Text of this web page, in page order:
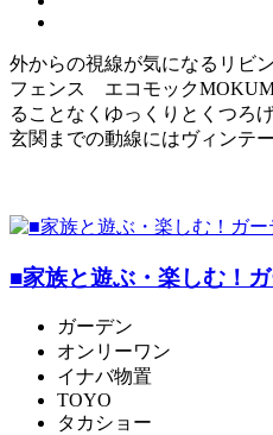
外からの視線が気になるリビ
フェンス エコモック
ることなくゆっくりとくつろ
玄関までの動線にはヴィンテ
■家族と遊ぶ・楽しむ！
ガーデン
オンリーワン
イナバ物置
TOYO
タカショー